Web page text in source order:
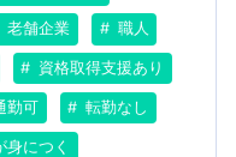
老舗企業 職人
資格取得支援あり
勤可 転勤なし
身につく